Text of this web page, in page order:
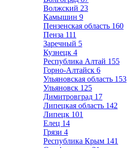
Волжский 23
Камышин 9
Пензенская область 160
Пенза 111
Заречный 5
Кузнецк 4
Республика Алтай 155
Горно-Алтайск 6
Ульяновская область 153
Ульяновск 125
Димитровград 17
Липецкая область 142
Липецк 101
Елец 14
Грязи 4
Республика Крым 141